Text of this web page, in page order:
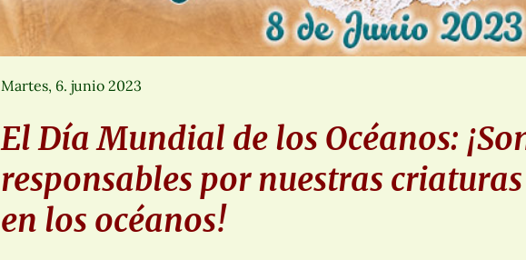
Martes, 6. junio 2023
El Día Mundial de los Océanos:
responsables por nuestras
en los océanos!